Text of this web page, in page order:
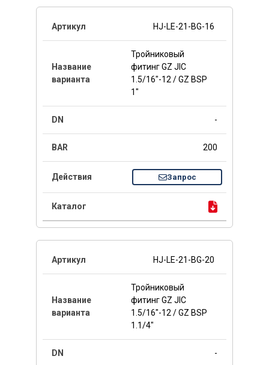
HJ-LE-21-BG-16
Тройниковый
фитинг GZ JIC
1.5/16"-12 / GZ BSP
1"
-
200
Запрос
HJ-LE-21-BG-20
Тройниковый
фитинг GZ JIC
1.5/16"-12 / GZ BSP
1.1/4"
-